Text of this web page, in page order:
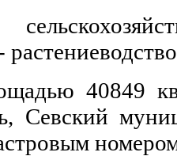
40849
Севский